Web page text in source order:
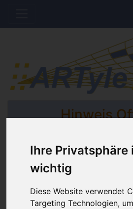
Ihre Privatsphäre
wichtig
Diese Website verwendet
Targeting Technologien,
Hinweis
Der Shop wird aktuell
keine Bestellungen bis auf
HomeKatalog Ordnen und